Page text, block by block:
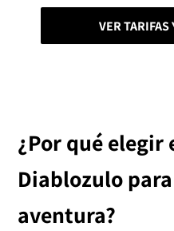
VER
¿Por qué elegir
Diablozulo
aventura?